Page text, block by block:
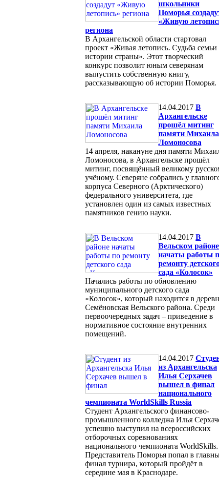
школьники
Поморья
«Живую
региона
В Архангельской области стартовал
проект «Живая летопись. Судьба семьи
истории страны». Этот творческий
конкурс позволит юным северянам
выпустить собственную книгу,
рассказывающую об истории Поморья.
14.04.2017 В
Архангельске
прошёл митинг
памяти Михаила
Ломоносова
14 апреля, накануне дня памяти
Ломоносова, в Архангельске прошёл
митинг, посвящённый великому
учёному. Северяне собрались у
корпуса Северного (Арктического)
федерального университета, где
установлен один из самых известных
памятников гению науки.
14.04.2017 В
Вельском районе
начаты работы
ремонту
сада «Колосок»
Начались работы по обновлению
муниципального детского сада
«Колосок», который находится в
Семёновская Вельского района. Среди
первоочередных задач – приведение в
нормативное состояние внутренних
помещений.
14.04.2017
из Архангельска
Илья Серхачев
вышел в финал
национального
чемпионата WorldSkills Russia
Студент Архангельского финансово-
промышленного колледжа Илья
успешно выступил на всероссийских
отборочных соревнованиях
национального чемпионата WorldSkills.
Представитель Поморья попал в
финал турнира, который пройдёт в
середине мая в Краснодаре.